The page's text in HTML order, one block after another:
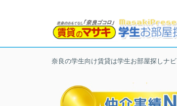
奈良の学生向け賃貸は学生お部屋探しナビ